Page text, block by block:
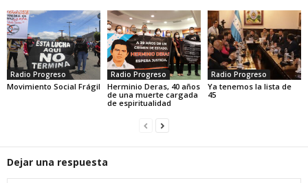
Radio Progreso
Movimiento Social Frágil
Radio Progreso
Herminio Deras, 40 años
de una muerte cargada
de espiritualidad
Radio Progreso
Ya tenemos la lista de
45
Dejar una respuesta